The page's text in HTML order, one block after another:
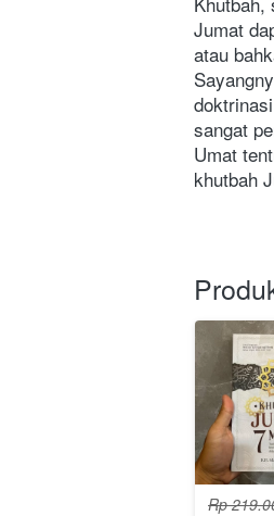
Jumat
atau
sangat
Umat
khutbah
Rp